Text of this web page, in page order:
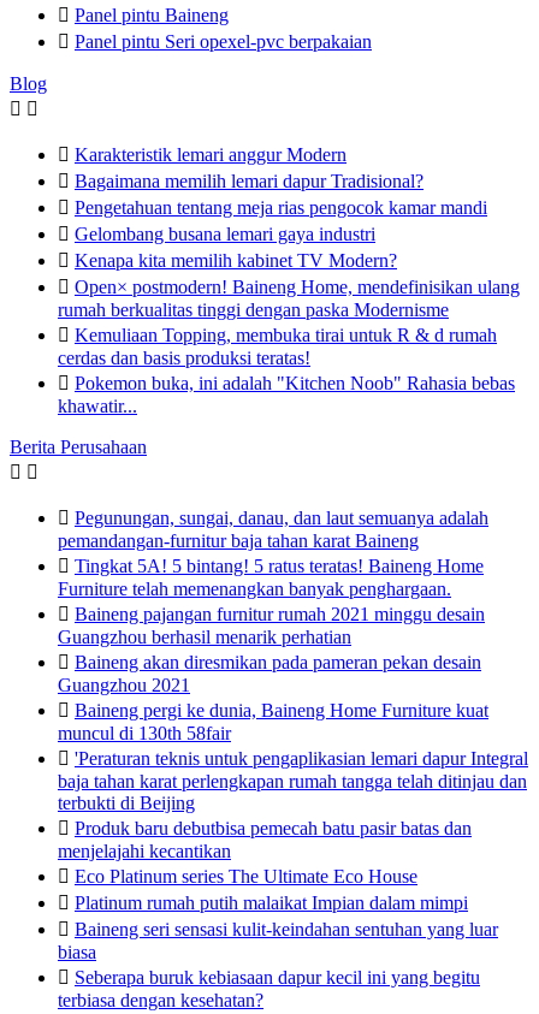
 Panel pintu Baineng
 Panel pintu Seri opexel-pvc berpakaian
Blog
 
 Karakteristik lemari anggur Modern
 Bagaimana memilih lemari dapur Tradisional?
 Pengetahuan tentang meja rias pengocok kamar mandi
 Gelombang busana lemari gaya industri
 Kenapa kita memilih kabinet TV Modern?
 Open× postmodern! Baineng Home, mendefinisikan ulang
rumah berkualitas tinggi dengan paska Modernisme
 Kemuliaan Topping, membuka tirai untuk R & d rumah
cerdas dan basis produksi teratas!
 Pokemon buka, ini adalah "Kitchen Noob" Rahasia bebas
khawatir...
Berita Perusahaan
 
 Pegunungan, sungai, danau, dan laut semuanya adalah
pemandangan-furnitur baja tahan karat Baineng
 Tingkat 5A! 5 bintang! 5 ratus teratas! Baineng Home
Furniture telah memenangkan banyak penghargaan.
 Baineng pajangan furnitur rumah 2021 minggu desain
Guangzhou berhasil menarik perhatian
 Baineng akan diresmikan pada pameran pekan desain
Guangzhou 2021
 Baineng pergi ke dunia, Baineng Home Furniture kuat
muncul di 130th 58fair
 'Peraturan teknis untuk pengaplikasian lemari dapur Integral
baja tahan karat perlengkapan rumah tangga telah ditinjau dan
terbukti di Beijing
 Produk baru debutbisa pemecah batu pasir batas dan
menjelajahi kecantikan
 Eco Platinum series The Ultimate Eco House
 Platinum rumah putih malaikat Impian dalam mimpi
 Baineng seri sensasi kulit-keindahan sentuhan yang luar
biasa
 Seberapa buruk kebiasaan dapur kecil ini yang begitu
terbiasa dengan kesehatan?